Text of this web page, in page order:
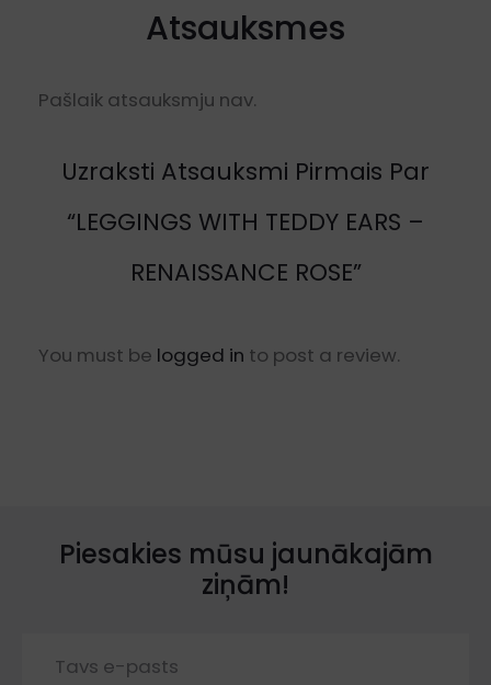
Atsauksmes
Pašlaik atsauksmju nav.
Uzraksti Atsauksmi Pirmais Par
“LEGGINGS WITH TEDDY EARS –
RENAISSANCE ROSE”
You must be logged in to post a review.
Piesakies mūsu jaunākajām
ziņām!